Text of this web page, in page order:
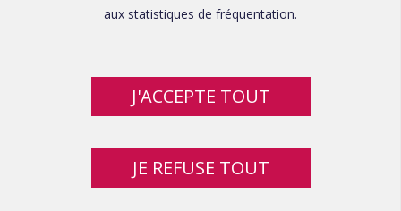
aux statistiques de fréquentation.
J'ACCEPTE TOUT
JE REFUSE TOUT